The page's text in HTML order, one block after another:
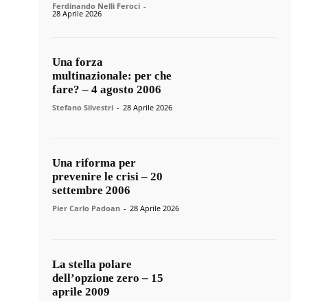
Ferdinando Nelli Feroci -
28 Aprile 2026
Una forza
multinazionale: per che
fare? – 4 agosto 2006
Stefano Silvestri - 28 Aprile 2026
Una riforma per
prevenire le crisi – 20
settembre 2006
Pier Carlo Padoan - 28 Aprile 2026
La stella polare
dell’opzione zero – 15
aprile 2009